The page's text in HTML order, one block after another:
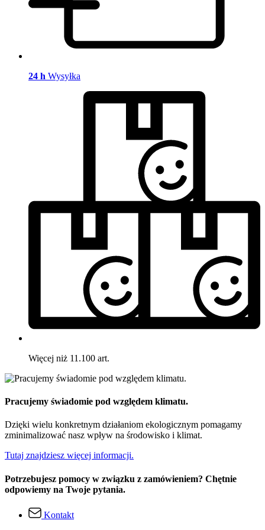
24 h Wysyłka
Więcej niż 11.100 art.
Pracujemy świadomie pod względem klimatu.
Dzięki wielu konkretnym działaniom ekologicznym pomagamy
zminimalizować nasz wpływ na środowisko i klimat.
Tutaj znajdziesz więcej informacji.
Potrzebujesz pomocy w związku z zamówieniem? Chętnie
odpowiemy na Twoje pytania.
Kontakt